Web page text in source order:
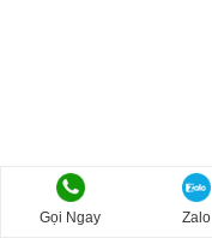
Gọi Ngay Zalo